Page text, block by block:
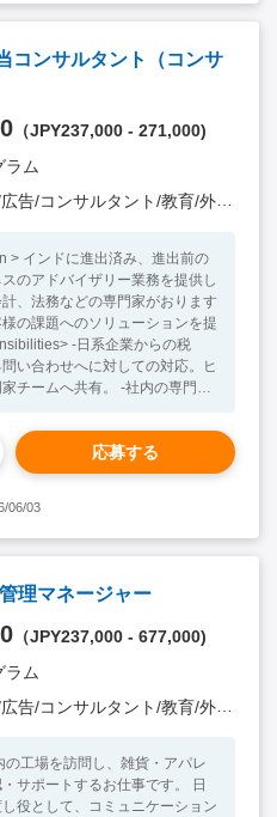
客からの問い合わせ対応 / 定期
の依頼に応じた社内・社外コ
/ アフターフォローなど）５
クライアントリストの作成/ 客
等）５０％ <Necessary
内スタッフとのコミュニケーシ
英語力に自信のない方でも、就
Skill /
の就業経験をお持ちの方 ・不
コンサルタント（コンサ
（JPY237,000 - 271,000)
ラム
ント/教育/外食/飲食/美容/娯楽/士業 他）
> インドに進出済み、進出前の
のアドバイザリー業務を提供し
、法務などの専門家がおります
の課題へのソリューションを提
い合わせへに対しての対応。ヒ
チームへ共有。 -社内の専門家
ンド市場調査ニーズに対しての
実施、レポートの作成。 -既存
の事業状況の把握、アドバイザ
のコネクション作り。
・（業界不問）法人営業経験2
ョンが問題なく取れる事（主に
語となります） ・ インドにて
・コンサルティング企業での
応募する
06/03
理マネージャー
（JPY237,000 - 677,000)
ラム
ント/教育/外食/飲食/美容/娯楽/士業 他）
の工場を訪問し、雑貨・アパレ
サポートするお仕事です。 日
役として、コミュニケーション